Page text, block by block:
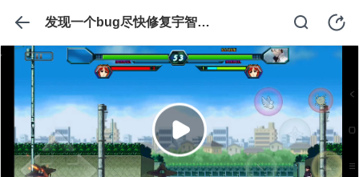
发现一个bug尽快修复宇智波带土神威，用远程可以一直连被打墙到不会被打倒被远程打到动不了，只能被打死